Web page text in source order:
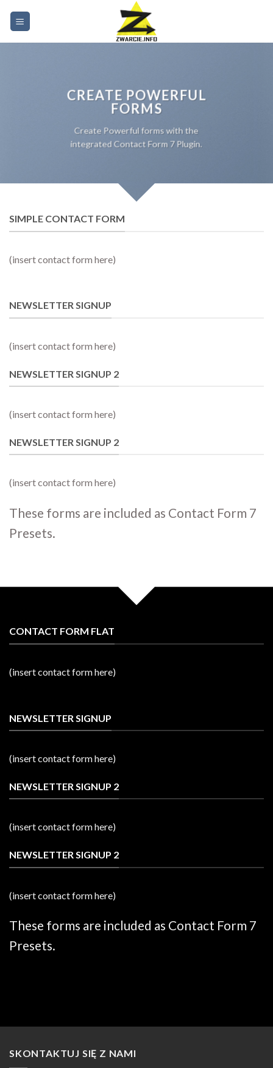
CREATE POWERFUL
FORMS
Create Powerful forms with the
integrated Contact Form 7 Plugin.
SIMPLE CONTACT FORM
(insert contact form here)
NEWSLETTER SIGNUP
(insert contact form here)
NEWSLETTER SIGNUP 2
(insert contact form here)
NEWSLETTER SIGNUP 2
(insert contact form here)
These forms are included as Contact Form 7
Presets.
CONTACT FORM FLAT
(insert contact form here)
NEWSLETTER SIGNUP
(insert contact form here)
NEWSLETTER SIGNUP 2
(insert contact form here)
NEWSLETTER SIGNUP 2
(insert contact form here)
These forms are included as Contact Form 7
Presets.
SKONTAKTUJ SIĘ Z NAMI